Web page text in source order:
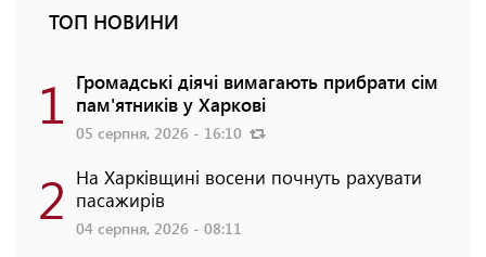
ТОП НОВИНИ
1 Громадські діячі вимагають прибрати сім
пам'ятників у Харкові
05 серпня, 2026 - 16:10
2 На Харківщині восени почнуть рахувати
пасажирів
04 серпня, 2026 - 08:11